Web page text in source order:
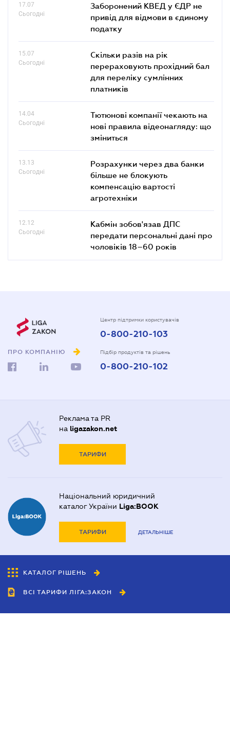
17.07
Сьогодні
Заборонений КВЕД у ЄДР не
привід для відмови в єдиному
податку
15.07
Сьогодні
Скільки разів на рік
перераховують прохідний бал
для переліку сумлінних
платників
14.04
Сьогодні
Тютюнові компанії чекають на
нові правила відеонагляду: що
зміниться
13.13
Сьогодні
Розрахунки через два банки
більше не блокують
компенсацію вартості
агротехніки
12.12
Сьогодні
Кабмін зобов'язав ДПС
передати персональні дані про
чоловіків 18–60 років
ПРО КОМПАНІЮ
Центр підтримки користувачів
0-800-210-103
Підбір продуктів та рішень
0-800-210-102
Реклама та PR
на ligazakon.net
ТАРИФИ
Національний юридичний
каталог України Liga:BOOK
ТАРИФИ ДЕТАЛЬНІШЕ
КАТАЛОГ РІШЕНЬ
ВСІ ТАРИФИ ЛІГА:ЗАКОН